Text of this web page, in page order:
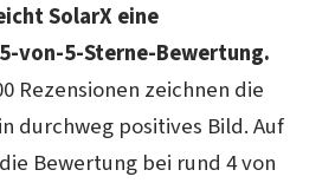
SolarX eine
von-5-Sterne-Bewertung.
Rezensionen zeichnen die
durchweg positives Bild. Auf
Bewertung bei rund 4 von